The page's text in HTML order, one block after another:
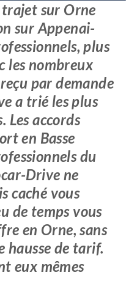
sur Orne
sur Appenai-
plus
les nombreux
par demande
a trié les plus
Les accords
en Basse
du
Drive ne
caché vous
de temps vous
en Orne, sans
hausse de tarif.
eux mêmes